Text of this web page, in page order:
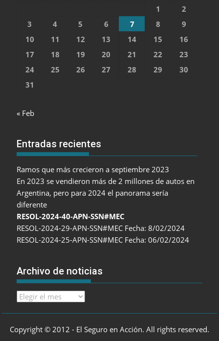
1
2
3
4 5 6 7 8
9
10
11 12 13 14 15
16
17
18 19 20 21 22
23
24
25 26 27 28 29
30
31
« Feb
Entradas recientes
Ramos que más crecieron a septiembre 2023
En 2023 se vendieron más de 2 millones de autos en
Argentina, pero para 2024 el panorama sería
diferente
RESOL-2024-40-APN-SSN#MEC
RESOL-2024-29-APN-SSN#MEC Fecha: 8/02/2024
RESOL-2024-25-APN-SSN#MEC Fecha: 06/02/2024
Archivo de noticias
Archivo
Copyright © 2012 - El Seguro en Acción. All rights reserved.